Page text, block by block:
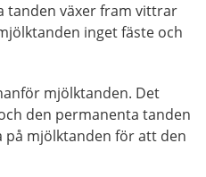
tanden växer fram vittrar
inget fäste och
mjölktanden. Det
den permanenta tanden
på mjölktanden för att den